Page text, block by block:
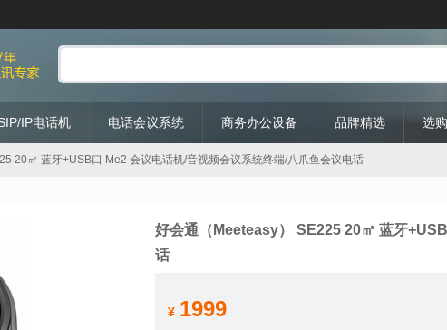
IP电话机 电话会议系统 商务办公设备 品牌精选 选
20㎡ 蓝牙+USB口 Me2 会议电话机/音视频会议系统终端/八爪鱼会议电话
好会通（Meeteasy） SE225 20㎡ 蓝牙
话
¥ 1999